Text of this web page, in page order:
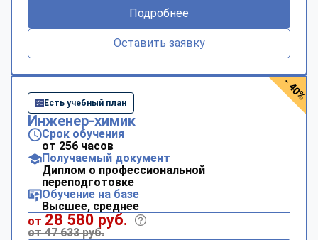
Подробнее
Оставить заявку
Есть учебный план
Инженер-химик
Срок обучения
от 256 часов
Получаемый документ
Диплом о профессиональной
переподготовке
Обучение на базе
Высшее, среднее
от 28 580 руб.
от 47 633 руб.
- 40%